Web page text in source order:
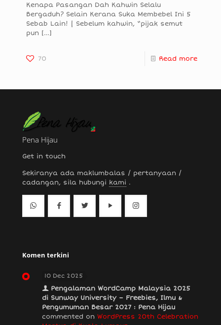
Kenapa Pasangan Dah Kahwin Selalu
Bergaduh? Selain Kerana Suka Membebel Ini 5
Sebab Lain! | Sebelum kahwin, “pijak semut
pun […]
70 Read more
Pena Hijau
Get in touch
Sekiranya ada maklumbalas / pertanyaan /
cadangan, sila hubungi kami .
Komen terkini
10 Dec 2025
Pengalaman WordCamp Malaysia 2025
di Sunway University – Freebies, Ilmu &
Pengumuman Besar 2027 : Pena Hijau
commented on WordPress 20th Celebration